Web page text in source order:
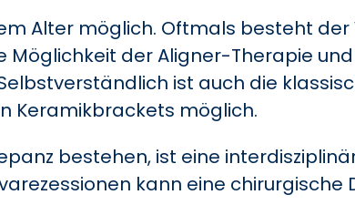
Alter möglich. Oftmals besteht
der Aligner-Therapie
ist auch die
Keramikbrackets möglich.
bestehen, ist eine
kann eine chirurgische